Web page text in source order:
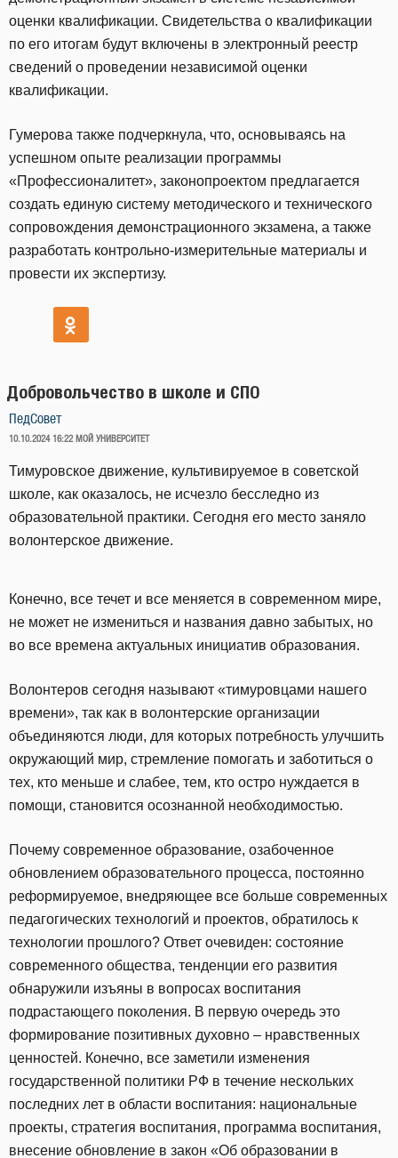
оценки квалификации. Свидетельства о квалификации
по его итогам будут включены в электронный реестр
сведений о проведении независимой оценки
квалификации.
Гумерова также подчеркнула, что, основываясь на
успешном опыте реализации программы
«Профессионалитет», законопроектом предлагается
создать единую систему методического и технического
сопровождения демонстрационного экзамена, а также
разработать контрольно-измерительные материалы и
провести их экспертизу.
Добровольчество в школе и СПО
ПедСовет
ОПУБЛИКОВАНО
10.10.2024 16:22 МОЙ УНИВЕРСИТЕТ
Тимуровское движение, культивируемое в советской
школе, как оказалось, не исчезло бесследно из
образовательной практики. Сегодня его место заняло
волонтерское движение.
Конечно, все течет и все меняется в современном мире,
не может не измениться и названия давно забытых, но
во все времена актуальных инициатив образования.
Волонтеров сегодня называют «тимуровцами нашего
времени», так как в волонтерские организации
объединяются люди, для которых потребность улучшить
окружающий мир, стремление помогать и заботиться о
тех, кто меньше и слабее, тем, кто остро нуждается в
помощи, становится осознанной необходимостью.
Почему современное образование, озабоченное
обновлением образовательного процесса, постоянно
реформируемое, внедряющее все больше современных
педагогических технологий и проектов, обратилось к
технологии прошлого? Ответ очевиден: состояние
современного общества, тенденции его развития
обнаружили изъяны в вопросах воспитания
подрастающего поколения. В первую очередь это
формирование позитивных духовно – нравственных
ценностей. Конечно, все заметили изменения
государственной политики РФ в течение нескольких
последних лет в области воспитания: национальные
проекты, стратегия воспитания, программа воспитания,
внесение обновление в закон «Об образовании в